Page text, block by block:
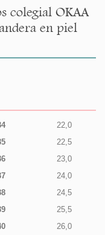
colegial OKAA
en piel
22,0
22,5
23,0
24,0
24,5
25,5
26,0